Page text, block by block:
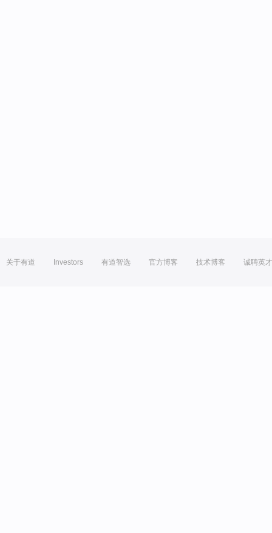
关于有道 Investors 有道智选 官方博客 技术博客 诚聘英才